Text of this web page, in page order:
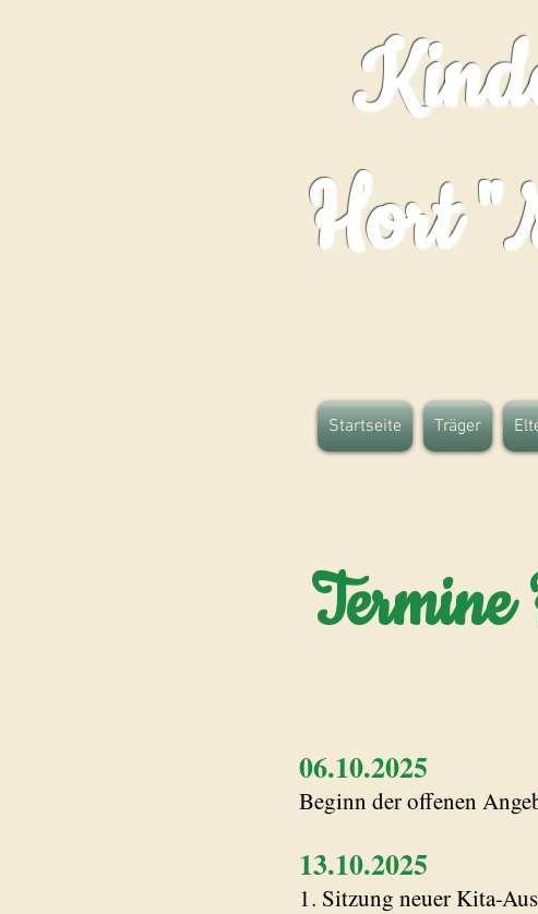
Hort
Startseite Träger
06.10.2025
Beginn der offenen
13.10.2025
1. Sitzung neuer Kita-